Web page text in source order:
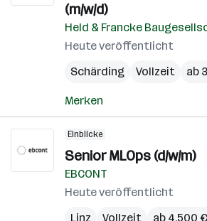
(m/w/d)
Held & Francke
Heute veröffentlicht
Schärding
Vollzeit ab
Merken
Einblicke
Senior MLOps (d/w/m)
EBCONT
Heute veröffentlicht
Linz
Vollzeit ab 4.500